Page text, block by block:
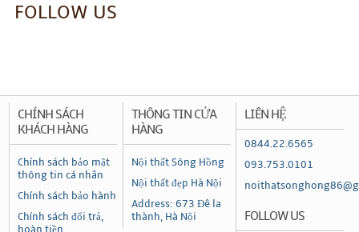
FOLLOW US
CHÍNH SÁCH
KHÁCH HÀNG
Chính sách bảo mật
thông tin cá nhân
Chính sách bảo hành
Chính sách đổi trả,
THÔNG TIN CỬA
HÀNG
Nội thất Sông Hồng
Nội thất đẹp Hà Nội
Address: 673 Đê la
thành, Hà Nội
LIÊN HỆ
0844.22.6565
093.753.0101
FOLLOW US